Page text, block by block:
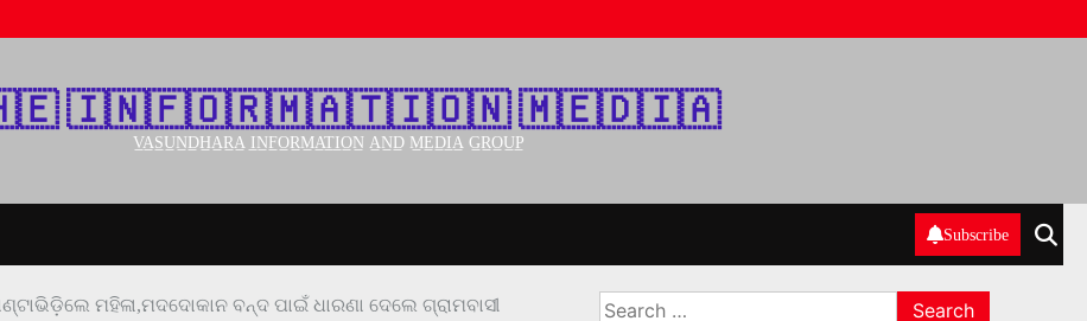
🇮‌🇳‌🇫‌🇴‌🇷‌🇲‌🇦‌🇹‌🇮‌🇴‌🇳‌ 🇲‌🇪‌🇩‌🇮‌🇦‌
V̲A̲S̲U̲N̲D̲H̲A̲R̲A̲ I̲N̲F̲O̲R̲M̲A̲T̲I̲O̲N̲ A̲N̲D̲ M̲E̲D̲I̲A̲ G̲R̲O̲U̲P̲
Subscribe
ମହିଳା,ମଦଦୋକାନ ବନ୍ଦ ପାଇଁ ଧାରଣା ଦେଲେ ଗ୍ରାମବାସୀ
Search